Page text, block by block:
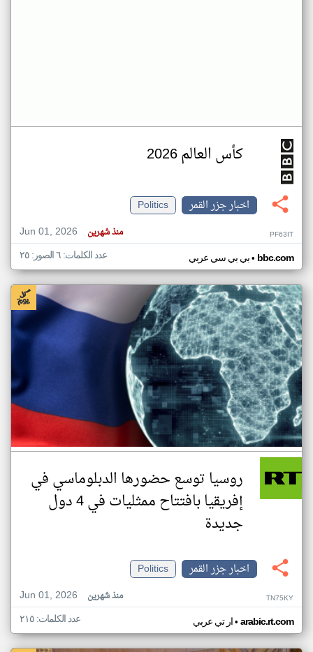
كأس العالم 2026
اخبار جزر القمر
Politics
Jun 01, 2026
منذ شهرين PF63IT
بي بي سي عربي• bbc.com عدد الكلمات: ٦ الصور: ٢٥
روسيا توسع حضورها الدبلوماسي في
إفريقيا بافتتاح ممثليات في 4 دول
جديدة
اخبار جزر القمر
Politics
Jun 01, 2026
منذ شهرين TN75KY
ار تي عربي• arabic.rt.com عدد الكلمات: ٢١٥